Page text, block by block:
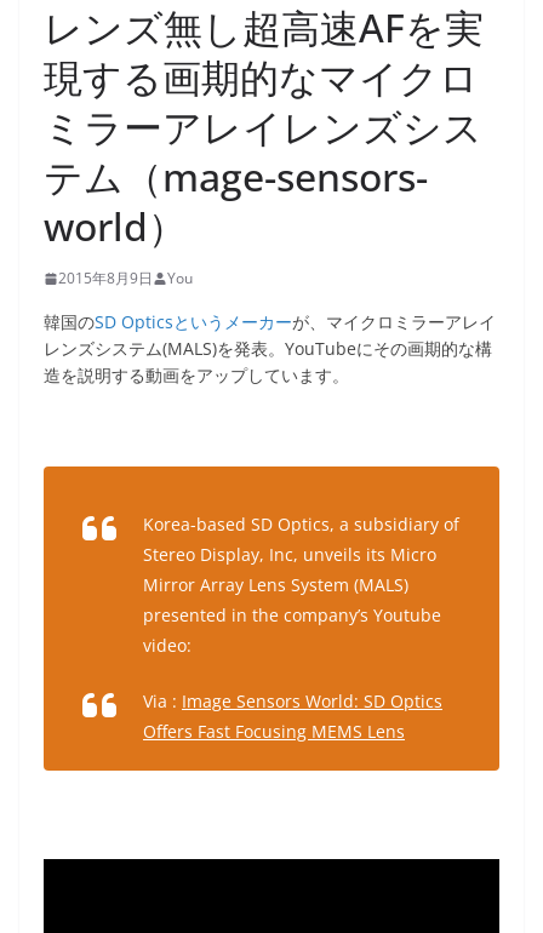
レンズ無し超高速AFを実
現する画期的なマイクロ
ミラーアレイレンズシス
テム（mage-sensors-
world）
2015年8月9日 You
韓国のSD Opticsというメーカーが、マイクロミラーアレイ
レンズシステム(MALS)を発表。YouTubeにその画期的な構
造を説明する動画をアップしています。
Korea-based SD Optics, a subsidiary of
Stereo Display, Inc, unveils its Micro
Mirror Array Lens System (MALS)
presented in the company’s Youtube
video:
Via : Image Sensors World: SD Optics
Offers Fast Focusing MEMS Lens